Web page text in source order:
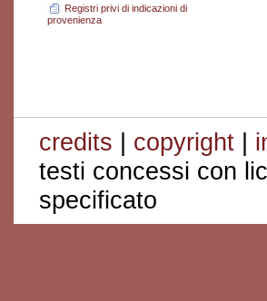
Registri privi di indicazioni di
provenienza
credits | copyright |
testi concessi con
specificato